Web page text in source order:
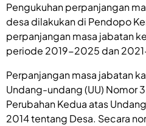
Pengukuhan perpanjangan
desa dilakukan di Pendopo
perpanjangan masa jabatan
periode 2019-2025 dan
Perpanjangan masa jabatan
Undang-undang (UU) Nomor
Perubahan Kedua atas
2014 tentang Desa. Secara